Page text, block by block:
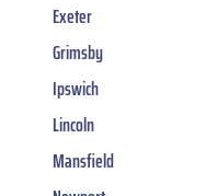
Exeter
Grimsby
Ipswich
Lincoln
Mansfield